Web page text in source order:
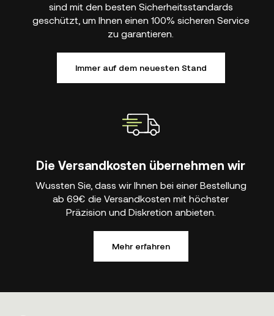
sind mit den besten Sicherheitsstandards
geschützt, um Ihnen einen 100% sicheren Service
zu garantieren.
Immer auf dem neuesten Stand
Die Versandkosten übernehmen wir
Wussten Sie, dass wir Ihnen bei einer Bestellung
ab 69€ die Versandkosten mit höchster
Präzision und Diskretion anbieten.
Mehr erfahren